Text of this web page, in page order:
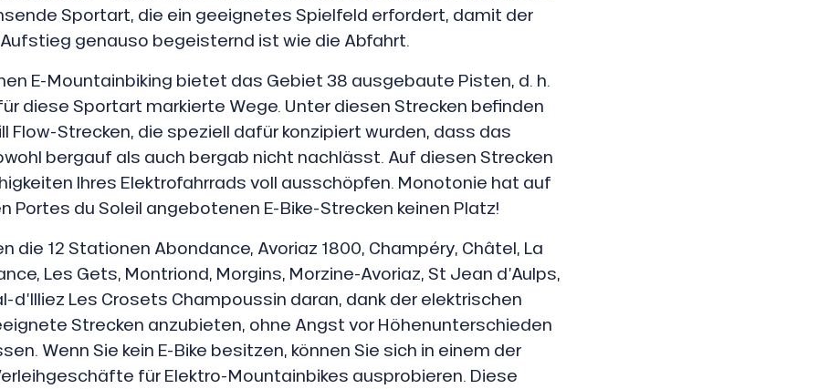
Sportart, die ein geeignetes Spielfeld erfordert, damit der
Aufstieg genauso begeisternd ist wie die Abfahrt.
E-Mountainbiking bietet das Gebiet 38 ausgebaute Pisten, d. h.
diese Sportart markierte Wege. Unter diesen Strecken befinden
Flow-Strecken, die speziell dafür konzipiert wurden, dass das
bergauf als auch bergab nicht nachlässt. Auf diesen Strecken
Ihres Elektrofahrrads voll ausschöpfen. Monotonie hat auf
Portes du Soleil angebotenen E-Bike-Strecken keinen Platz!
die 12 Stationen Abondance, Avoriaz 1800, Champéry, Châtel, La
Les Gets, Montriond, Morgins, Morzine-Avoriaz, St Jean d’Aulps,
d’Illiez Les Crosets Champoussin daran, dank der elektrischen
Strecken anzubieten, ohne Angst vor Höhenunterschieden
Wenn Sie kein E-Bike besitzen, können Sie sich in einem der
für Elektro-Mountainbikes ausprobieren. Diese